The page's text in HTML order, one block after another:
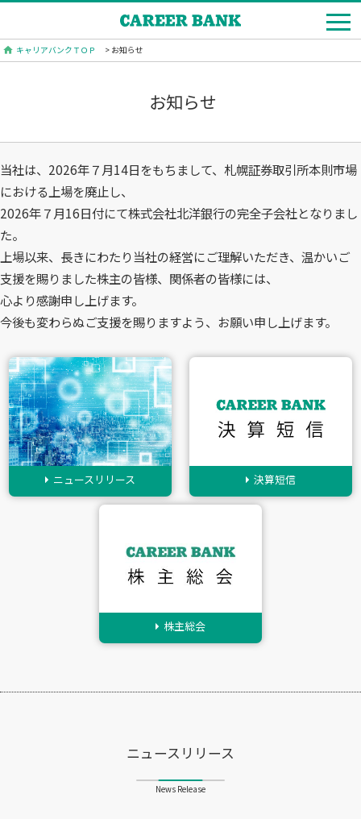
キャリアバンクＴＯＰ > お知らせ
お知らせ
当社は、2026年７月14日をもちまして、札幌証券取引所本則市場
における上場を廃止し、
2026年７月16日付にて株式会社北洋銀行の完全子会社となりまし
た。
上場以来、長きにわたり当社の経営にご理解いただき、温かいご
支援を賜りました株主の皆様、関係者の皆様には、
心より感謝申し上げます。
今後も変わらぬご支援を賜りますよう、お願い申し上げます。
ニュースリリース 決算短信
株主総会
ニュースリリース
News Release